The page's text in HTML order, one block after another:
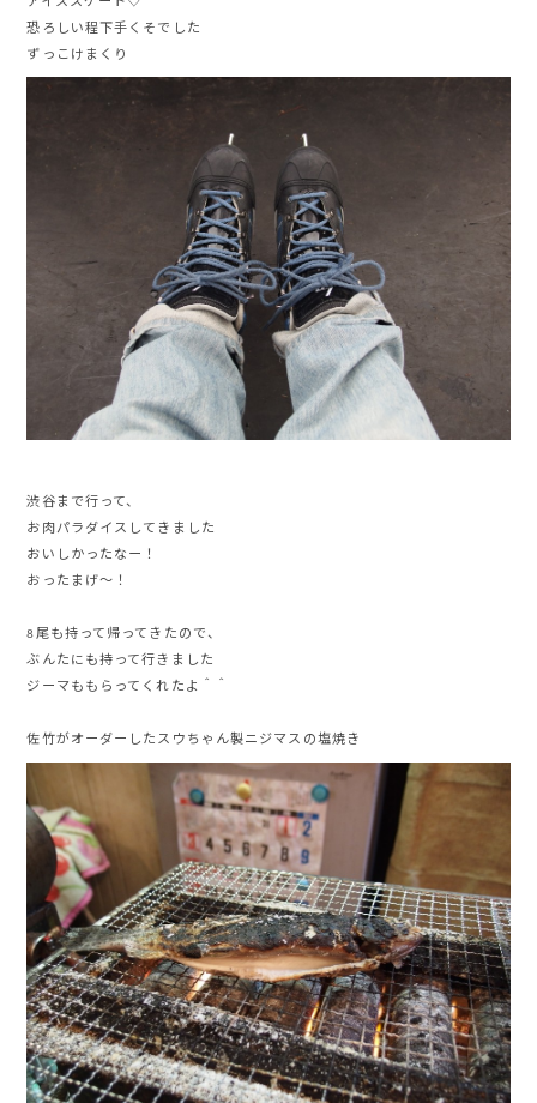
アイススケート♡
恐ろしい程下手くそでした
ずっこけまくり
渋谷まで行って、
お肉パラダイスしてきました
おいしかったなー！
おったまげ〜！
8尾も持って帰ってきたので、
ぶんたにも持って行きました
ジーマももらってくれたよ＾＾
佐竹がオーダーしたスウちゃん製ニジマスの塩焼き